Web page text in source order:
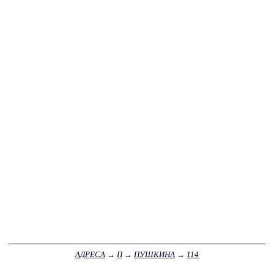
АДРЕСА → П→ ПУШКИНА → 114